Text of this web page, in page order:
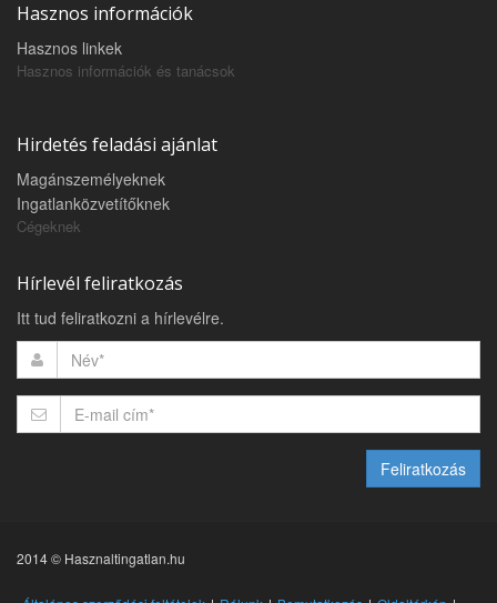
Hasznos információk
Hasznos linkek
Hasznos információk és tanácsok
Hirdetés feladási ajánlat
Magánszemélyeknek
Ingatlanközvetítőknek
Cégeknek
Hírlevél feliratkozás
Itt tud feliratkozni a hírlevélre.
Feliratkozás
2014 © Hasznaltingatlan.hu